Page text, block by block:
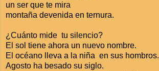
un ser que te mira
montaña devenida en ternura.
¿Cuánto mide tu silencio?
El sol tiene ahora un nuevo nombre.
El océano lleva a la niña en sus hombros.
Agosto ha besado su siglo.